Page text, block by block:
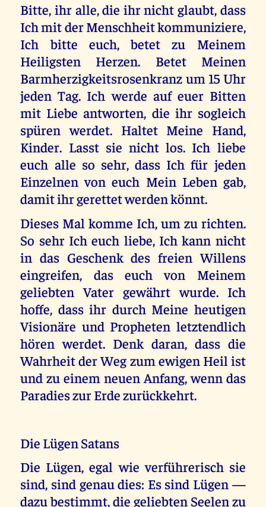
Bitte, ihr alle, die ihr nicht glaubt, dass
Ich mit der Menschheit kommuniziere,
Ich bitte euch, betet zu Meinem
Heiligsten Herzen. Betet Meinen
Barmherzigkeitsrosenkranz um 15 Uhr
jeden Tag. Ich werde auf euer Bitten
mit Liebe antworten, die ihr sogleich
spüren werdet. Haltet Meine Hand,
Kinder. Lasst sie nicht los. Ich liebe
euch alle so sehr, dass Ich für jeden
Einzelnen von euch Mein Leben gab,
damit ihr gerettet werden könnt.
Dieses Mal komme Ich, um zu richten.
So sehr Ich euch liebe, Ich kann nicht
in das Geschenk des freien Willens
eingreifen, das euch von Meinem
geliebten Vater gewährt wurde. Ich
hoffe, dass ihr durch Meine heutigen
Visionäre und Propheten letztendlich
hören werdet. Denk daran, dass die
Wahrheit der Weg zum ewigen Heil ist
und zu einem neuen Anfang, wenn das
Paradies zur Erde zurückkehrt.
Die Lügen Satans
Die Lügen, egal wie verführerisch sie
sind, sind genau dies: Es sind Lügen —
dazu bestimmt, die geliebten Seelen zu